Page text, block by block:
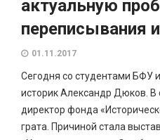
актуальную
переписывания
01.11.2017
Сегодня со студентами БФУ
историк Александр Дюков. В
директор фонда
грата. Причиной стала